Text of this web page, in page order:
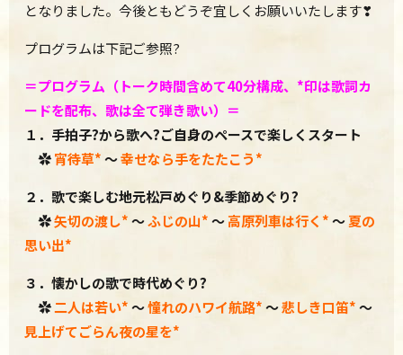
となりました。今後ともどうぞ宜しくお願いいたします❣
プログラムは下記ご参照?
＝プログラム（トーク時間含めて40分構成、*印は歌詞カ
ードを配布、歌は全て弾き歌い）＝
１．手拍子?から歌へ?ご自身のペースで楽しくスタート
✿宵待草*～幸せなら手をたたこう*
２．歌で楽しむ地元松戸めぐり&季節めぐり?
✿矢切の渡し*～ふじの山*～高原列車は行く*～夏の
思い出*
３．懐かしの歌で時代めぐり?
✿二人は若い*～憧れのハワイ航路*～悲しき口笛*～
見上げてごらん夜の星を*